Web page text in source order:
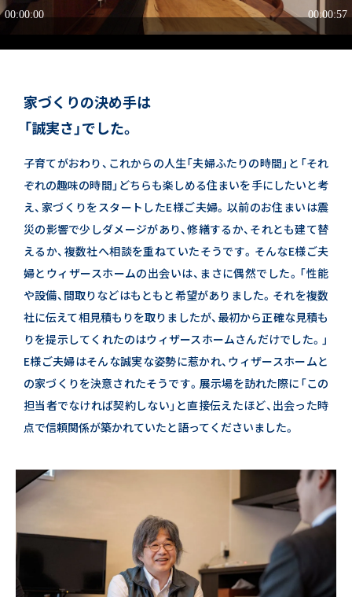
家づくりの決め手は
「誠実さ」でした。
子育てがおわり、これからの人生「夫婦ふたりの時間」と「それ
ぞれの趣味の時間」 どちらも楽しめる住まいを手にしたいと考
え、家づくりをスタートしたE様ご夫婦。 以前のお住まいは震
災の影響で少しダメージがあり、修繕するか、それとも建て替
えるか、複数社へ相談を重ねていたそうです。 そんなE様ご夫
婦とウィザースホームの出会いは、まさに偶然でした。 「性能
や設備、間取りなどはもともと希望がありました。それを複数
社に伝えて相見積もりを取りましたが、 最初から正確な見積も
りを提示してくれたのはウィザースホームさんだけでした。」
E様ご夫婦はそんな誠実な姿勢に惹かれ、ウィザースホームと
の家づくりを決意されたそうです。 展示場を訪れた際に「この
担当者でなければ契約しない」と直接伝えたほど、 出会った時
点で信頼関係が築かれていたと語ってくださいました。